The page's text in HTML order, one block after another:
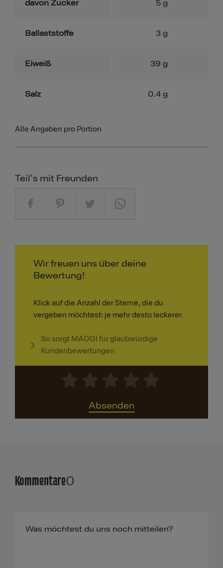
davon Zucker 5 g
Ballaststoffe 3 g
Eiweiß 39 g
Salz 0.4 g
Alle Angaben pro Portion
Teil's mit Freunden
Wir freuen uns über deine
Bewertung!
Klick auf die Anzahl der Sterne, die du
vergeben möchtest: je mehr desto leckerer.
So sorgt MAGGI für glaubwürdige
Kundenbewertungen
Absenden
Kommentare0